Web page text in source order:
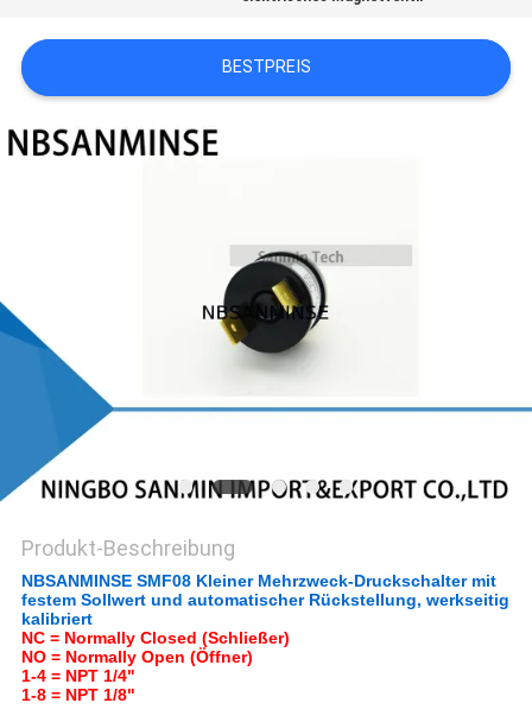
SIE EIN
ZITAT
DATENSCHUTZERKLÄRUNG
BESTPREIS
Produkt-Beschreibung
NBSANMINSE SMF08 Kleiner Mehrzweck-Druckschalter mit
festem Sollwert und automatischer Rückstellung, werkseitig
kalibriert
NC = Normally Closed (Schließer)
NO = Normally Open (Öffner)
1-4 = NPT 1/4"
1-8 = NPT 1/8"